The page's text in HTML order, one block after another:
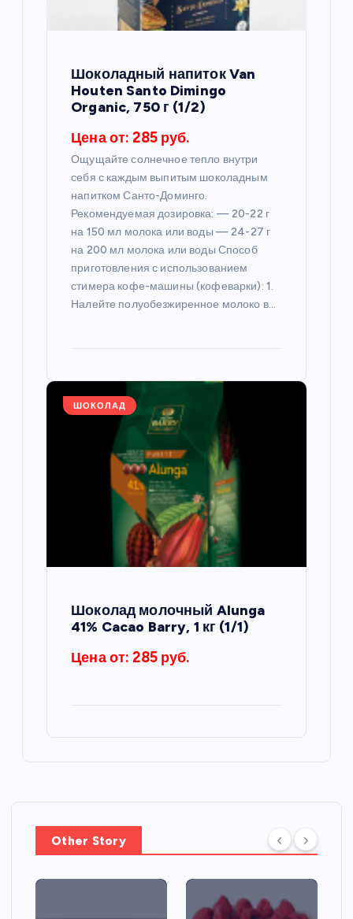
Шоколадный напиток Van
Houten Santo Dimingo
Organic, 750 г (1/2)
Цена от: 285 руб.
Ощущайте солнечное тепло внутри
себя с каждым выпитым шоколадным
напитком Санто-Доминго.
Рекомендуемая дозировка: — 20-22 г
на 150 мл молока или воды — 24-27 г
на 200 мл молока или воды Способ
приготовления с использованием
стимера кофе-машины (кофеварки): 1.
Налейте полуобезжиренное молоко в…
ШОКОЛАД
Шоколад молочный Alunga
41% Cacao Barry, 1 кг (1/1)
Цена от: 285 руб.
Other Story